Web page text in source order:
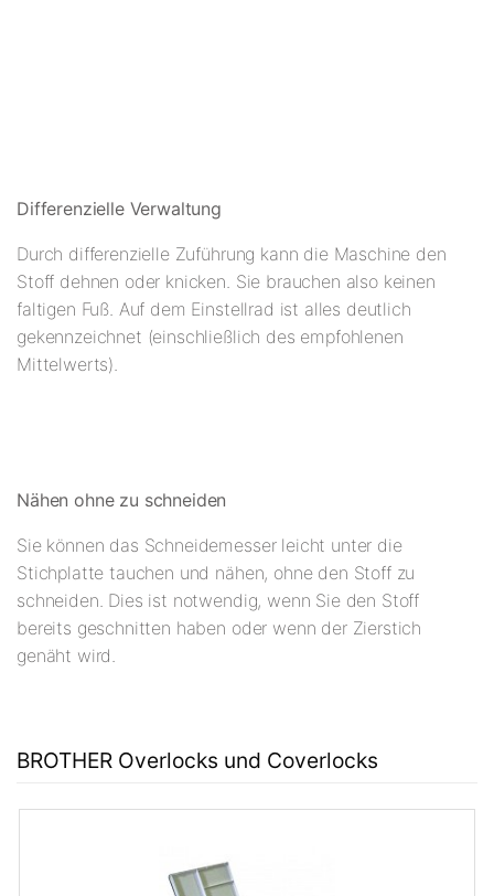
Differenzielle Verwaltung
Durch differenzielle Zuführung kann die Maschine den
Stoff dehnen oder knicken. Sie brauchen also keinen
faltigen Fuß. Auf dem Einstellrad ist alles deutlich
gekennzeichnet (einschließlich des empfohlenen
Mittelwerts).
Nähen ohne zu schneiden
Sie können das Schneidemesser leicht unter die
Stichplatte tauchen und nähen, ohne den Stoff zu
schneiden. Dies ist notwendig, wenn Sie den Stoff
bereits geschnitten haben oder wenn der Zierstich
genäht wird.
BROTHER Overlocks und Coverlocks